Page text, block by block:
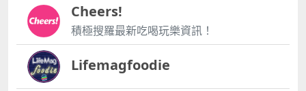
Cheers!
積極搜羅最新吃喝玩樂資訊！
Lifemagfoodie